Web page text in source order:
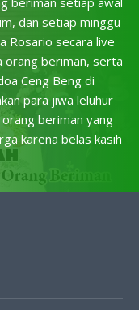
dan setiap minggu
Rosario secara live
orang beriman, serta
Ceng Beng di
para jiwa leluhur
beriman yang
karena belas kasih